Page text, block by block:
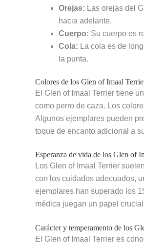
Orejas: Las orejas del
hacia adelante.
Cuerpo: Su cuerpo es
Cola: La cola es de
la punta.
Colores de los Glen of Imaal
El Glen of Imaal Terrier tiene
como perro de caza. Los
Algunos ejemplares pueden
toque de encanto adicional a
Esperanza de vida de los Glen of
Los Glen of Imaal Terrier
con los cuidados adecuados,
ejemplares han superado los
médica juegan un papel
Carácter y temperamento de los
El Glen of Imaal Terrier es